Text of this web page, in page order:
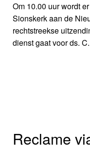
Om 10.00 uur wordt
Sionskerk aan de
rechtstreekse
dienst gaat voor ds.
Reclame